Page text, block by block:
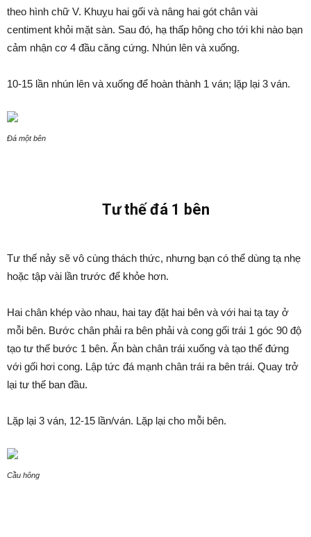
theo hình chữ V. Khuỵu hai gối và nâng hai gót chân vài
centiment khỏi mặt sàn. Sau đó, hạ thấp hông cho tới khi nào bạn
cảm nhận cơ 4 đầu căng cứng. Nhún lên và xuống.
10-15 lần nhún lên và xuống để hoàn thành 1 ván; lặp lại 3 ván.
Đá một bên
Tư thế đá 1 bên
Tư thế nảy sẽ vô cùng thách thức, nhưng bạn có thể dùng tạ nhẹ
hoặc tập vài lần trước để khỏe hơn.
Hai chân khép vào nhau, hai tay đặt hai bên và với hai tạ tay ở
mỗi bên. Bước chân phải ra bên phải và cong gối trái 1 góc 90 độ
tạo tư thế bước 1 bên. Ấn bàn chân trái xuống và tạo thế đứng
với gối hơi cong. Lập tức đá mạnh chân trái ra bên trái. Quay trở
lại tư thế ban đầu.
Lặp lại 3 ván, 12-15 lần/ván. Lặp lại cho mỗi bên.
Cầu hông